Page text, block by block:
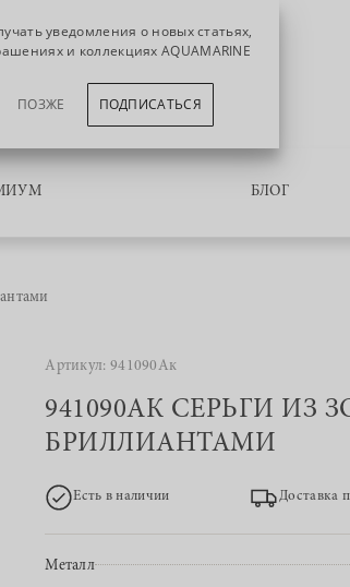
БЛОГ
Артикул: 941090Ак
941090АК СЕРЬГИ ИЗ
БРИЛЛИАНТАМИ
Есть в наличии Доставка
Металл
уведомления о новых статьях,
и коллекциях AQUAMARINE
ПОЗЖЕ ПОДПИСАТЬСЯ